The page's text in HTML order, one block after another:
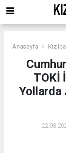
Anasayfa
TOKİ
Yollarda